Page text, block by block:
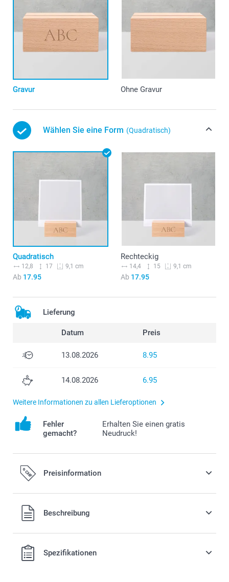
Gravur Ohne Gravur
Wählen Sie eine Form (Quadratisch)
Quadratisch
12,8 17 9,1 cm
Ab 17.95
Rechteckig
14,4 15 9,1 cm
Ab 17.95
Lieferung
Datum Preis
13.08.2026 8.95
14.08.2026 6.95
Weitere Informationen zu allen Lieferoptionen
Fehler
gemacht?
Erhalten Sie einen gratis
Neudruck!
Preisinformation
Alle Preise verstehen sich in Schweizer Franken (CHF) inkl.
MwSt. und zzgl. Versandkosten.
Beschreibung
Spezifikationen